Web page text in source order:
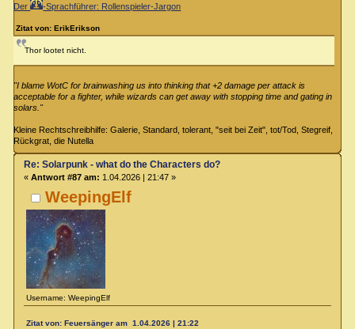
Der -Sprachführer: Rollenspieler-Jargon
Zitat von: ErikErikson
Thor lootet nicht.
"I blame WotC for brainwashing us into thinking that +2 damage per attack is
acceptable for a fighter, while wizards can get away with stopping time and gating in
solars."
Kleine Rechtschreibhilfe: Galerie, Standard, tolerant, "seit bei Zeit", tot/Tod, Stegreif,
Rückgrat, die Nutella
WeepingElf
Username: WeepingElf
Re: Solarpunk - what do the Characters do?
« Antwort #87 am: 1.04.2026 | 21:47 »
Zitat von: Feuersänger am 1.04.2026 | 21:22